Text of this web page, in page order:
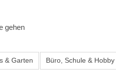
Schließe das Dropdown der
& Garten Büro, Schule & Hobby